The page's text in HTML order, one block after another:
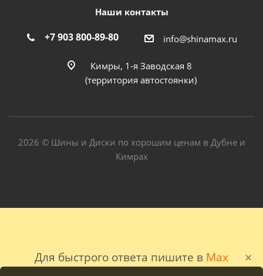
Для быстрого ответа пишите в Max
Наши контакты
+7 903 800-89-80 info@shinamax.ru
Кимры, 1-я Заводская 8
(территория автостоянки)
2026 © Шины и Диски по хорошим ценам в Дубне и
Кимрах